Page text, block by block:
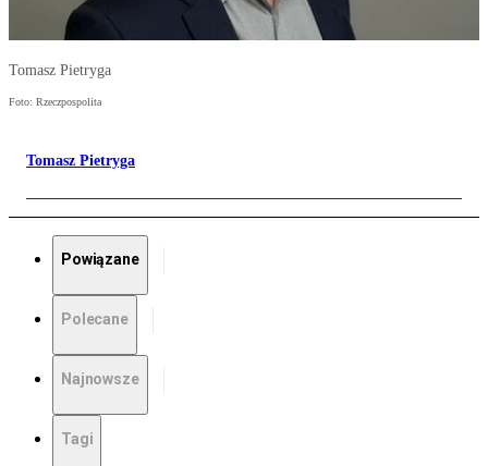
Tomasz Pietryga
Foto: Rzeczpospolita
Tomasz Pietryga
Powiązane
Polecane
Najnowsze
Tagi